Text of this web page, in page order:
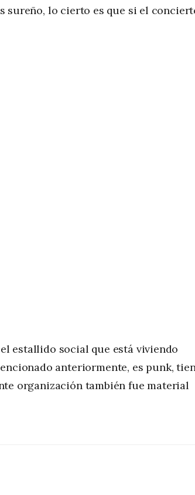
sureño, lo cierto es que si el
estallido social que está viviendo
anteriormente, es punk,
organización también fue material